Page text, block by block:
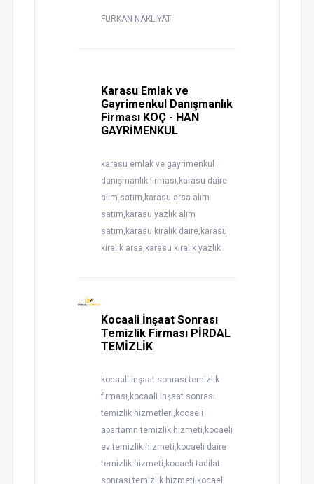
FURKAN NAKLİYAT
Karasu Emlak ve
Gayrimenkul Danışmanlık
Firması KOÇ - HAN
GAYRİMENKUL
karasu emlak ve gayrimenkul
danışmanlık firması,karasu daire
alım satım,karasu arsa alım
satım,karasu yazlık alım
satım,karasu kiralık daire,karasu
kiralık arsa,karasu kiralık yazlık
Kocaali İnşaat Sonrası
Temizlik Firması PİRDAL
TEMİZLİK
kocaali inşaat sonrası temizlik
firması,kocaali inşaat sonrası
temizlik hizmetleri,kocaeli
apartamn temizlik hizmeti,kocaeli
ev temizlik hizmeti,kocaeli daire
temizlik hizmeti,kocaeli tadilat
sonrası temizlik hizmeti,kocaeli